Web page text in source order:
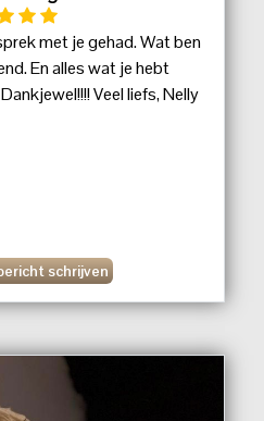
met je gehad. Wat ben
En alles wat je hebt
Veel liefs, Nelly
schrijven